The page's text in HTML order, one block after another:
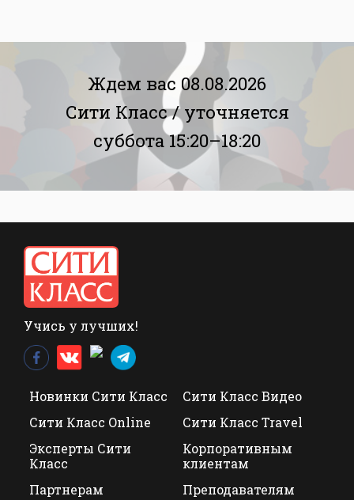
Ждем вас 08.08.2026
Сити Класс / уточняется
суббота 15:20–18:20
Учись у лучших!
Новинки Сити Класс
Сити Класс Видео
Сити Класс Online
Сити Класс Travel
Эксперты Сити
Класс
Корпоративным
клиентам
Партнерам
Преподавателям